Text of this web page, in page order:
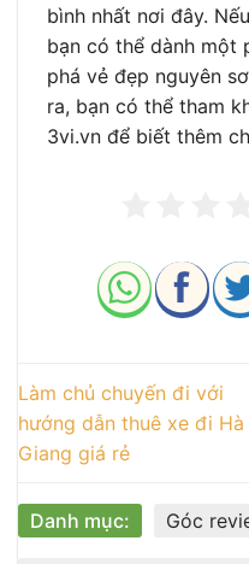
bình nhất nơi đây.
bạn có thể dành một
phá vẻ đẹp nguyên
ra, bạn có thể tham
3vi.vn để biết thêm
Làm chủ chuyến đi với
hướng dẫn thuê xe đi Hà
Giang giá rẻ
Danh mục: Góc